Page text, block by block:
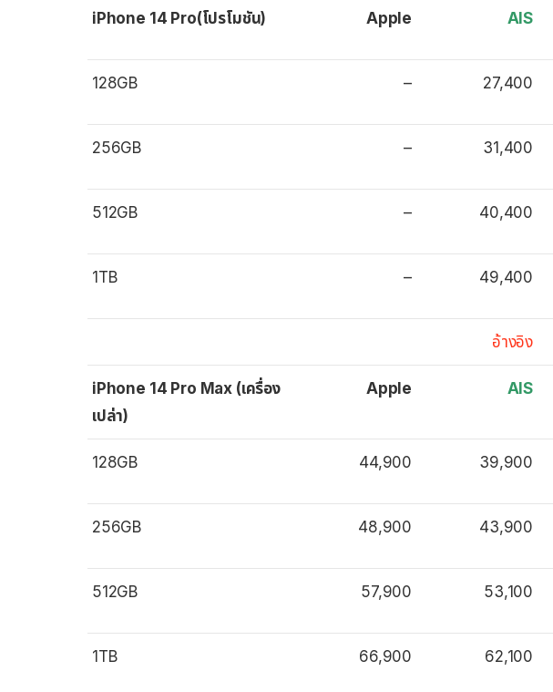
iPhone 14 Pro(โปรโมชัน) Apple AIS
128GB – 27,400
256GB – 31,400
512GB – 40,400
1TB – 49,400
อ้างอิง
iPhone 14 Pro Max (เครื่อง
เปล่า)
Apple AIS
128GB 44,900 39,900
256GB 48,900 43,900
512GB 57,900 53,100
1TB 66,900 62,100